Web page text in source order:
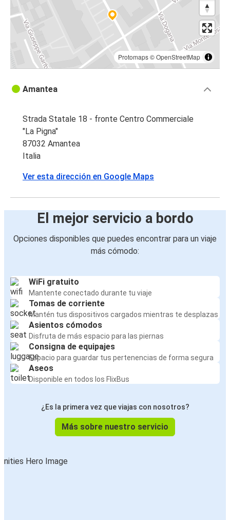
Protomaps©OpenStreetMap
Amantea
Strada Statale 18 - fronte Centro Commerciale
"La Pigna"
87032 Amantea
Italia
Ver esta dirección en Google Maps
El mejor servicio a bordo
Opciones disponibles que puedes encontrar para un viaje
más cómodo:
WiFi gratuito
Mantente conectado durante tu viaje
Tomas de corriente
Mantén tus dispositivos cargados mientras te desplazas
Asientos cómodos
Disfruta de más espacio para las piernas
Consigna de equipajes
Espacio para guardar tus pertenencias de forma segura
Aseos
Disponible en todos los FlixBus
¿Es la primera vez que viajas con nosotros?
Más sobre nuestro servicio